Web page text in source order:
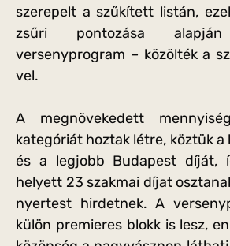
szerepelt a szűkített listán,
zsűri pontozása
versenyprogram – közölték a
vel.
A megnövekedett
kategóriát hoztak létre, köztük a
és a legjobb Budapest díját,
helyett 23 szakmai díjat
nyertest hirdetnek. A
külön premieres blokk is lesz,